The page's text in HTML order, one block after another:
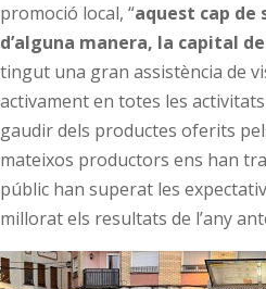
promoció local, “aquest cap de
d’alguna manera, la capital
tingut una gran assistència de
activament en totes les
gaudir dels productes oferits
mateixos productors ens han
públic han superat les
millorat els resultats de l’any